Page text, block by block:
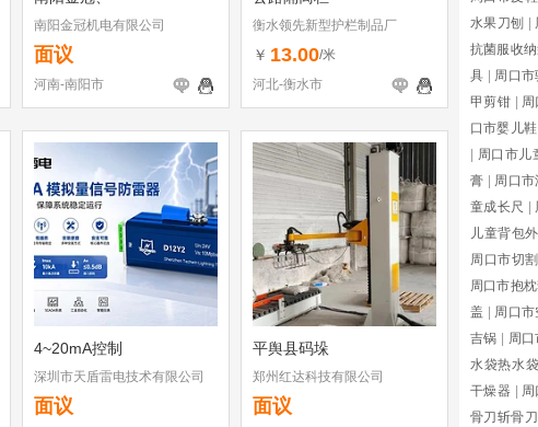
南阳金冠机电有限公司
面议
河南-南阳市
衡水领先新型护栏制品厂
￥ 13.00/米
河北-衡水市
4~20mA控制
深圳市天盾雷电技术有限公司
面议
平舆县码垛
郑州红达科技有限公司
面议
水果刀刨
抗菌服收
具
周口
甲剪钳
口市婴儿鞋
周口市儿
膏
周口
童成长尺
儿童背包
周口市切
周口市抱
盖
周口
吉锅
周
水袋热水
干燥器
骨刀斩骨刀